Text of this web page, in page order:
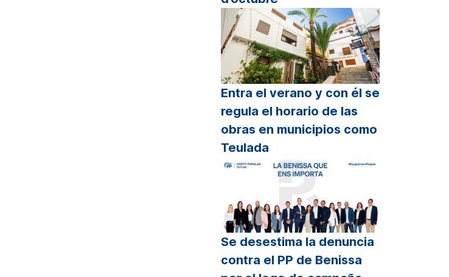
Entra el verano y con él se
regula el horario de las
obras en municipios como
Teulada
Se desestima la denuncia
contra el PP de Benissa